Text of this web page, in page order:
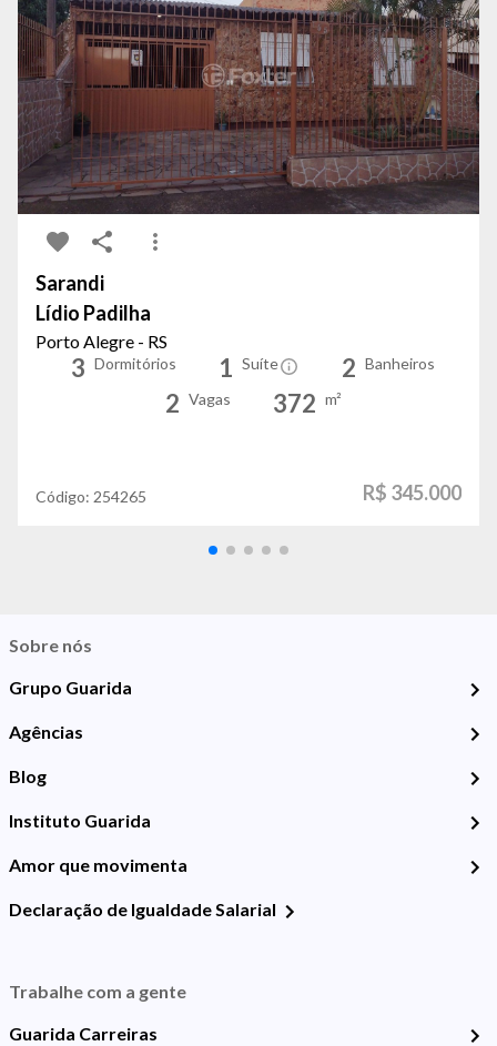
Sarandi
Lídio Padilha
Porto Alegre - RS
3 Dormitórios 1 Suíte 2 Banheiros
2 Vagas 372 m²
Código: 254265 R$ 345.000
Sobre nós
Grupo Guarida
Agências
Blog
Instituto Guarida
Amor que movimenta
Declaração de Igualdade Salarial
Trabalhe com a gente
Guarida Carreiras